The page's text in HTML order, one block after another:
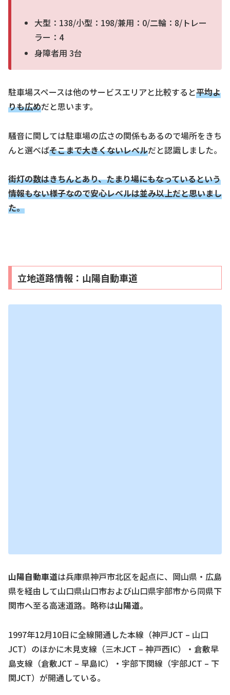
大型：138/小型：198/兼用：0/二輪：8/トレー
ラー：4
身障者用 3台
駐車場スペースは他のサービスエリアと比較すると平均よ
りも広めだと思います。
騒音に関しては駐車場の広さの関係もあるので場所をきち
んと選べばそこまで大きくないレベルだと認識しました。
街灯の数はきちんとあり、たまり場にもなっているという
情報もない様子なので安心レベルは並み以上だと思いまし
た。
立地道路情報：山陽自動車道
山陽自動車道は兵庫県神戸市北区を起点に、岡山県・広島
県を経由して山口県山口市および山口県宇部市から同県下
関市へ至る高速道路。略称は山陽道。
1997年12月10日に全線開通した本線（神戸JCT – 山口
JCT）のほかに木見支線（三木JCT – 神戸西IC）・倉敷早
島支線（倉敷JCT – 早島IC）・宇部下関線（宇部JCT – 下
関JCT）が開通している。